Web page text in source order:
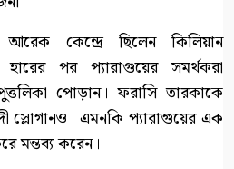
আরেক কেন্দ্রে ছিলেন কিলিয়ান
হারের পর প্যারাগুয়ের সমর্থকরা
পোড়ান। ফরাসি তারকাকে
স্লোগানও। এমনকি প্যারাগুয়ের এক
মন্তব্য করেন।